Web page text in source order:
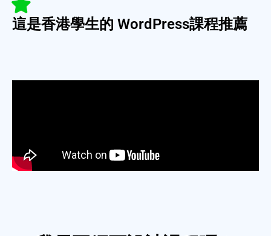
這是香港學生的 WordPress課程推薦